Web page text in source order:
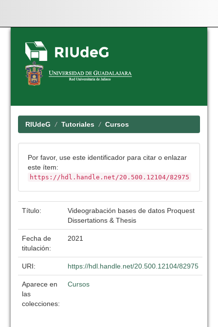
Skip
navigation
RIUdeG Tutoriales Cursos
Por favor, use este identificador para citar o enlazar
este ítem:
https://hdl.handle.net/20.500.12104/82975
Título:
Videograbación bases de datos Proquest
Dissertations & Thesis
Fecha de
titulación:
2021
URI: https://hdl.handle.net/20.500.12104/82975
Aparece en
las
colecciones:
Cursos